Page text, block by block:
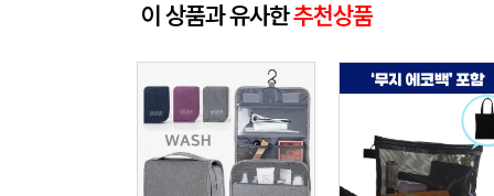
이 상품과 유사한추천상품